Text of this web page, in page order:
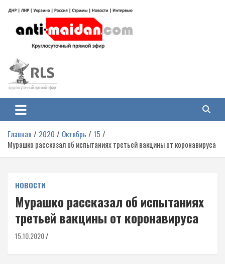
содержимому
Антимайдан: Гражданская война
на Украине
гражданской войне на Украине, включая события в Новороссии, ДНР,
ЛНР и других регионах.
Главная 2020 Октябрь
15
Мурашко рассказал об испытаниях третьей вакцины от коронавируса
НОВОСТИ
Мурашко рассказал об испытаниях
третьей вакцины от коронавируса
15.10.2020